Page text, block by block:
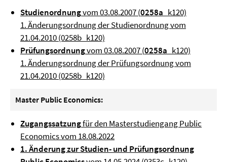
Studienordnungvom 03.08.2007 (0258a _k120)
1. Änderungsordnung der Studienordnung vom
21.04.2010 (0258b_k120)
Prüfungsordnungvom 03.08.2007 (0258a _k120)
1. Änderungsordnung der Prüfungsordnung vom
21.04.2010 (0258b_k120)
Master Public Economics:
Zugangssatzungfür den Masterstudiengang Public
Economics vom 18.08.2022
1. Änderung zur Studien- und Prüfungsordnung